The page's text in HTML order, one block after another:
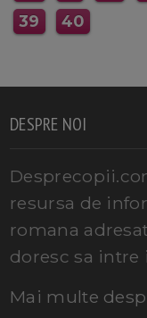
39
40
DESPRE NOI
resursa de
romana
doresc sa intre
Mai multe